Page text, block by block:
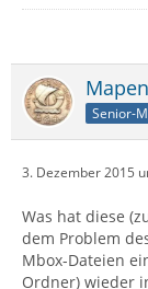
Senior-
3. Dezember 2015
Was hat diese
dem Problem
Mbox-Dateien
Ordner) wieder